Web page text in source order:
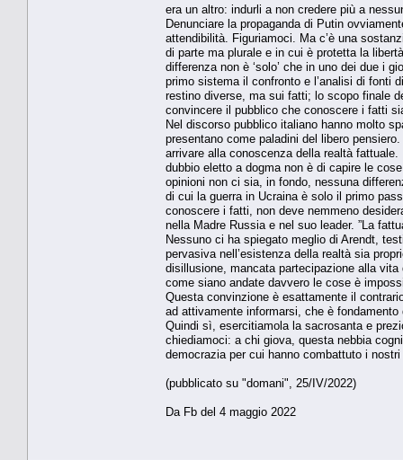
era un altro: indurli a non credere più a
Denunciare la propaganda di Putin
attendibilità. Figuriamoci. Ma c’è una
di parte ma plurale e in cui è protetta la
differenza non è ‘solo’ che in uno dei due i
primo sistema il confronto e l’analisi di fonti
restino diverse, ma sui fatti; lo scopo finale
convincere il pubblico che conoscere i fatti
Nel discorso pubblico italiano hanno molto
presentano come paladini del libero
arrivare alla conoscenza della realtà
dubbio eletto a dogma non è di capire le
opinioni non ci sia, in fondo, nessuna
di cui la guerra in Ucraina è solo il primo
conoscere i fatti, non deve nemmeno
nella Madre Russia e nel suo leader. ”La
Nessuno ci ha spiegato meglio di Arendt,
pervasiva nell’esistenza della realtà sia
disillusione, mancata partecipazione alla
come siano andate davvero le cose è
Questa convinzione è esattamente il
ad attivamente informarsi, che è fondamento
Quindi sì, esercitiamola la sacrosanta e
chiediamoci: a chi giova, questa nebbia
democrazia per cui hanno combattuto i nostri
(pubblicato su "domani", 25/IV/2022)
Da Fb del 4 maggio 2022